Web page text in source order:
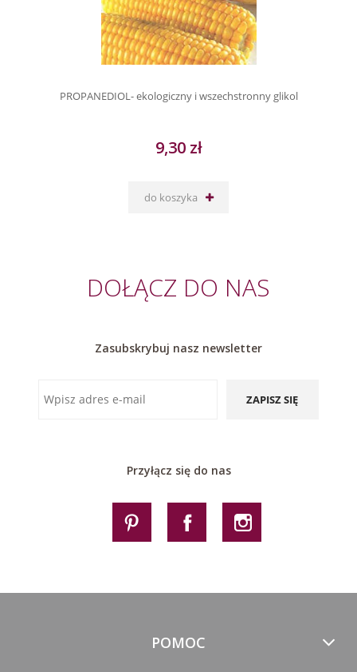
PROPANEDIOL- ekologiczny i wszechstronny glikol
9,30 zł
do koszyka
DOŁĄCZ DO NAS
Zasubskrybuj nasz newsletter
ZAPISZ SIĘ
Przyłącz się do nas
POMOC